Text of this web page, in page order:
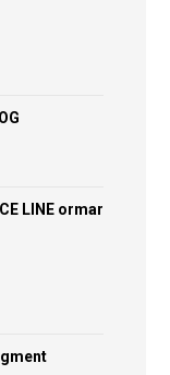
LINE ormar